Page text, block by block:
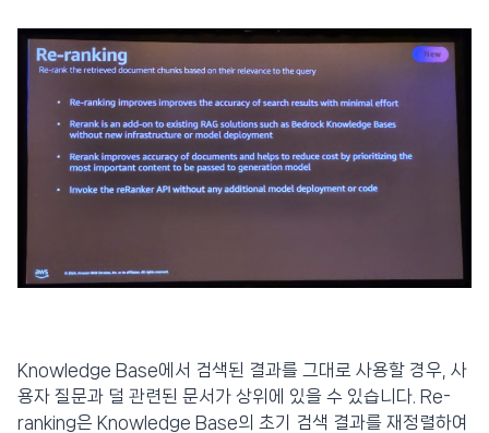
Knowledge Base에서 검색된 결과를 그대로 사용할 경우, 사
용자 질문과 덜 관련된 문서가 상위에 있을 수 있습니다. Re-
ranking은 Knowledge Base의 초기 검색 결과를 재정렬하여